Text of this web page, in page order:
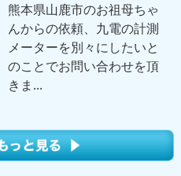
熊本県山鹿市のお祖母ちゃ
んからの依頼、九電の計測
メーターを別々にしたいと
のことでお問い合わせを頂
きま...